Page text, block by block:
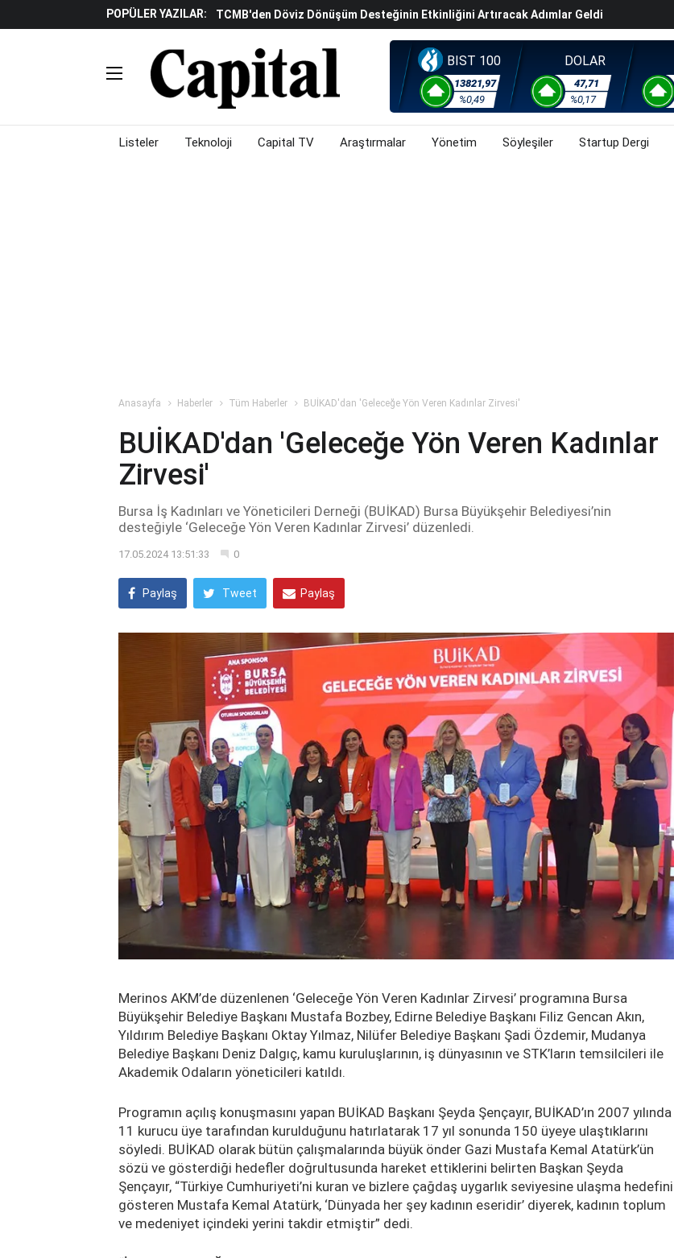
POPÜLER YAZILAR:
TCMB'den Döviz Dönüşüm Desteğinin Etkinliğini Artıracak Adımlar Geldi
Katılım Bankaları Yılın Ilk Yarısında 119,5 Milyar Liralık Sukuk Ihraç Etti
Küresel Piyasalarda Gelecek Hafta Gözler ABD'de Açıklanacak Tarım Dışı Istihdam
Verisine Çevrildi
Altınay Savunma Grubu C-Level Üst Yönetim Yapılanmasına Geçti
Çalışma Alanları Konser Sahnesine Dönüşüyor
BIST 100
13821,97
%0,49
DOLAR
47,71
%0,17
Listeler Teknoloji Capital TV Araştırmalar Yönetim Söyleşiler Startup Dergi
Anasayfa Haberler Tüm Haberler BUİKAD'dan 'Geleceğe Yön Veren Kadınlar Zirvesi'
BUİKAD'dan 'Geleceğe Yön Veren Kadınlar
Zirvesi'
Bursa İş Kadınları ve Yöneticileri Derneği (BUİKAD) Bursa Büyükşehir Belediyesi’nin
desteğiyle ‘Geleceğe Yön Veren Kadınlar Zirvesi’ düzenledi.
17.05.2024 13:51:33 0
Paylaş Tweet Paylaş
Merinos AKM’de düzenlenen ‘Geleceğe Yön Veren Kadınlar Zirvesi’ programına Bursa
Büyükşehir Belediye Başkanı Mustafa Bozbey, Edirne Belediye Başkanı Filiz Gencan Akın,
Yıldırım Belediye Başkanı Oktay Yılmaz, Nilüfer Belediye Başkanı Şadi Özdemir, Mudanya
Belediye Başkanı Deniz Dalgıç, kamu kuruluşlarının, iş dünyasının ve STK’ların temsilcileri ile
Akademik Odaların yöneticileri katıldı.
Programın açılış konuşmasını yapan BUİKAD Başkanı Şeyda Şençayır, BUİKAD’ın 2007 yılında
11 kurucu üye tarafından kurulduğunu hatırlatarak 17 yıl sonunda 150 üyeye ulaştıklarını
söyledi. BUİKAD olarak bütün çalışmalarında büyük önder Gazi Mustafa Kemal Atatürk’ün
sözü ve gösterdiği hedefler doğrultusunda hareket ettiklerini belirten Başkan Şeyda
Şençayır, “Türkiye Cumhuriyeti’ni kuran ve bizlere çağdaş uygarlık seviyesine ulaşma hedefini
gösteren Mustafa Kemal Atatürk, ‘Dünyada her şey kadının eseridir’ diyerek, kadının toplum
ve medeniyet içindeki yerini takdir etmiştir” dedi.